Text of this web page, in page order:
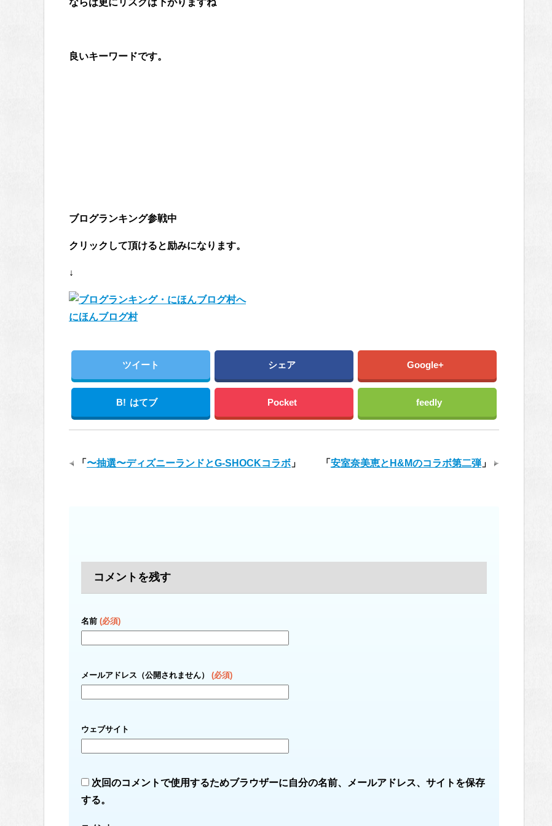
良いキーワードです。
ブログランキング参戦中
クリックして頂けると励みになります。
↓
にほんブログ村
ツイート シェア Google+
B! はてブ Pocket feedly
「 安室奈美恵とH&Mのコラボ第二弾」
「 〜抽選〜ディズニーランドとG-SHOCKコラボ 」
コメントを残す
名前 (必須)
メールアドレス（公開されません） (必須)
ウェブサイト
次回のコメントで使用するためブラウザーに自分の名前、メールアドレス、サイトを保存
する。